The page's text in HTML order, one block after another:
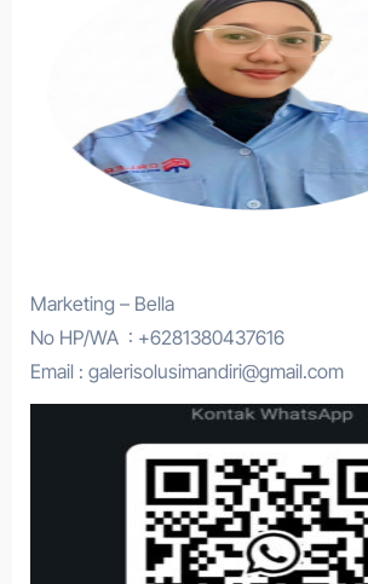
Marketing – Bella
No HP/WA : +6281380437616
Email : galerisolusimandiri@gmail.com